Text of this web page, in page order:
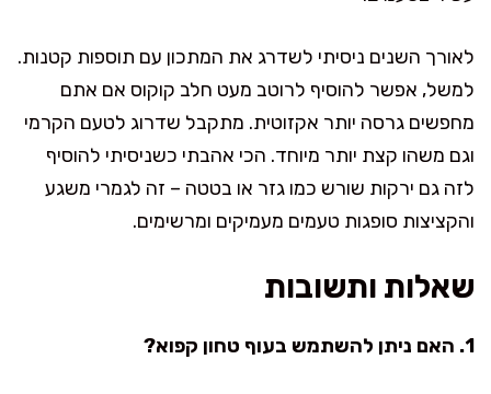
לאורך השנים ניסיתי לשדרג את המתכון עם תוספות קטנות.
למשל, אפשר להוסיף לרוטב מעט חלב קוקוס אם אתם
מחפשים גרסה יותר אקזוטית. מתקבל שדרוג לטעם הקרמי
וגם משהו קצת יותר מיוחד. הכי אהבתי כשניסיתי להוסיף
לזה גם ירקות שורש כמו גזר או בטטה – זה לגמרי משגע
והקציצות סופגות טעמים מעמיקים ומרשימים.
שאלות ותשובות
1. האם ניתן להשתמש בעוף טחון קפוא?